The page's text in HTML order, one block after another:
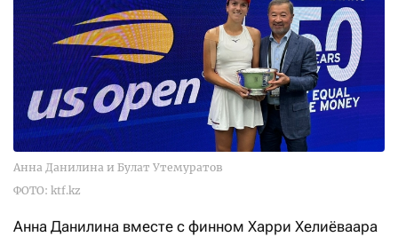
Анна Данилина и Булат Утемуратов
ФОТО: ktf.kz
Анна Данилина вместе с финном Харри Хелиёваара